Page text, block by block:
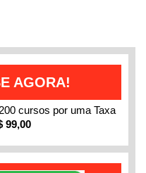
AGORA!
cursos por uma Taxa
99,00